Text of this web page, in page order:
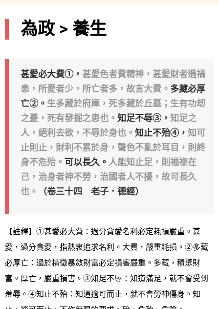
為政 > 養生
甚愛必大費①， 甚愛色者費精神，甚愛財者遇禍
患，所愛者少，所亡者多，故言大費。 多藏必厚
亡②。 生多藏於府庫，死多藏於丘墓；生有功刼
之憂，死有發掘之患也。 知足不辱③， 知足之
人，絕利去欲，不辱於身也。 知止不殆④， 知可
止則止，財利不累於身，聲色不亂於耳目，則終
身不危殆。 可以長久。 人能知止足，則福祿在
己，治身者神不勞，治國者人不擾，故可長久
也。
（卷三十四 老子．德經）
【註釋】①甚愛必大費：過分貪愛名利必定耗損嚴重。甚
愛，過分貪愛，指熱衷追求名利。大費，嚴重耗損。②多藏
必厚亡：過於橫徵暴斂財富必定損害嚴重。多藏，積聚財
富。厚亡，嚴重損害。③知足不辱：知道滿足，就不會受到
羞辱。④知止不殆：知道適可而止，就不會勞神傷身。知